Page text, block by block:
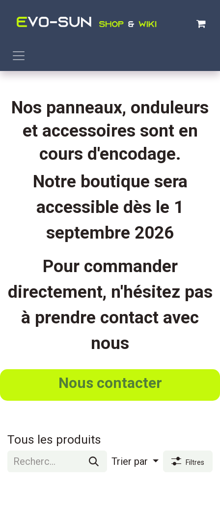
Nos panneaux, onduleurs
et accessoires sont en
cours d'encodage.
Notre boutique sera
accessible dès le 1
septembre 2026
Pour commander
directement, n'hésitez pas
à prendre contact avec
nous
Nous contacter
Tous les produits
Trier par Filtres